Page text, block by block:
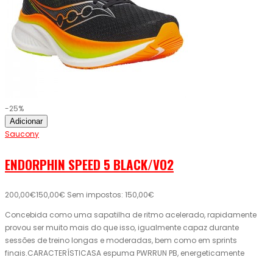
-25%
Adicionar
Saucony
ENDORPHIN SPEED 5 BLACK/VO2
200,00€150,00€ Sem impostos: 150,00€
Concebida como uma sapatilha de ritmo acelerado, rapidamente
provou ser muito mais do que isso, igualmente capaz durante
sessões de treino longas e moderadas, bem como em sprints
finais.CARACTERÍSTICASA espuma PWRRUN PB, energeticamente